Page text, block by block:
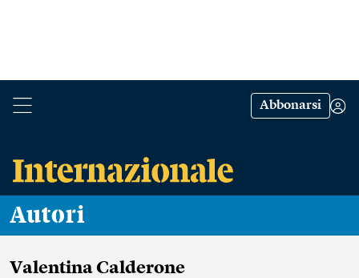
Abbonarsi
Autori
Valentina Calderone